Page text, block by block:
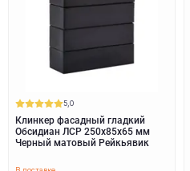
5,0
Клинкер фасадный гладкий
Обсидиан ЛСР 250х85х65 мм
Черный матовый Рейкьявик